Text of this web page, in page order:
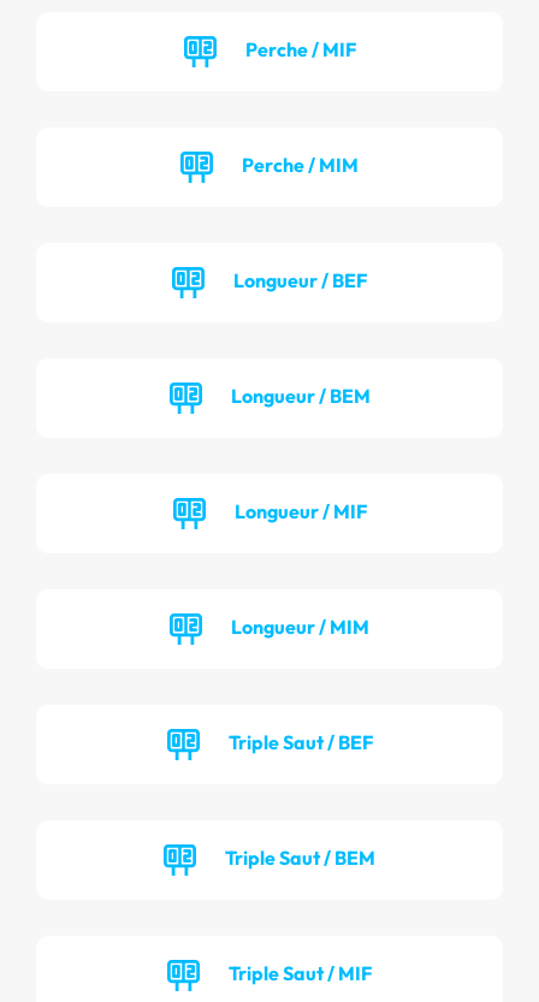
Perche / MIF
Perche / MIM
Longueur / BEF
Longueur / BEM
Longueur / MIF
Longueur / MIM
Triple Saut / BEF
Triple Saut / BEM
Triple Saut / MIF